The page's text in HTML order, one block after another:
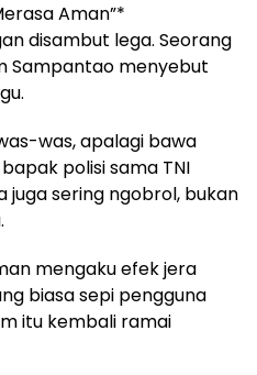
Aman”*
disambut lega. Seorang
Sampantao menyebut
was, apalagi bawa
polisi sama TNI
juga sering ngobrol, bukan
mengaku efek jera
biasa sepi pengguna
itu kembali ramai